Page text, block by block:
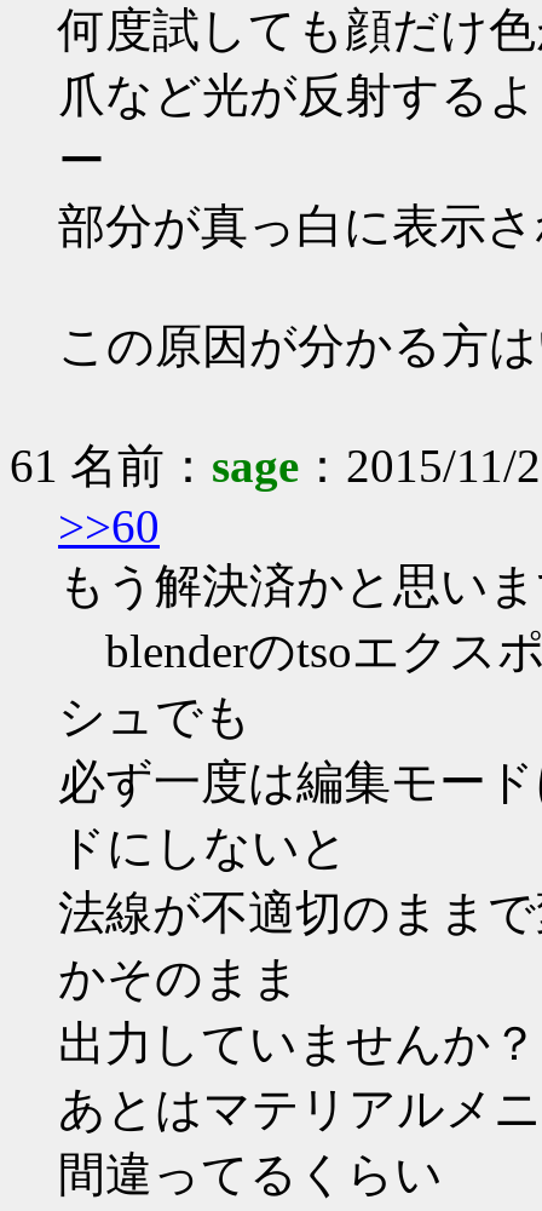
何度試しても顔だけ
爪など光が反射する
ー
部分が真っ白に表示
この原因が分かる方
61 名前： sage ：2015/
>>60
もう解決済かと思い
blenderのtsoエクス
シュでも
必ず一度は編集モー
ドにしないと
法線が不適切のまま
かそのまま
出力していませんか？
あとはマテリアルメ
間違ってるくらい